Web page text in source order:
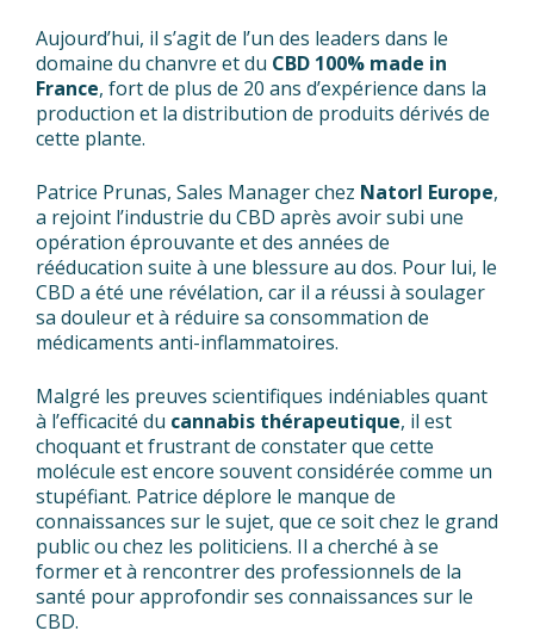
Aujourd’hui, il s’agit de l’un des leaders dans le
domaine du chanvre et du CBD 100% made in
France, fort de plus de 20 ans d’expérience dans la
production et la distribution de produits dérivés de
cette plante.
Patrice Prunas, Sales Manager chez Natorl Europe,
a rejoint l’industrie du CBD après avoir subi une
opération éprouvante et des années de
rééducation suite à une blessure au dos. Pour lui, le
CBD a été une révélation, car il a réussi à soulager
sa douleur et à réduire sa consommation de
médicaments anti-inflammatoires.
Malgré les preuves scientifiques indéniables quant
à l’efficacité du cannabis thérapeutique, il est
choquant et frustrant de constater que cette
molécule est encore souvent considérée comme un
stupéfiant. Patrice déplore le manque de
connaissances sur le sujet, que ce soit chez le grand
public ou chez les politiciens. Il a cherché à se
former et à rencontrer des professionnels de la
santé pour approfondir ses connaissances sur le
CBD.